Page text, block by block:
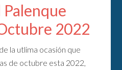
2022
la utlima ocasión que
de octubre esta 2022,